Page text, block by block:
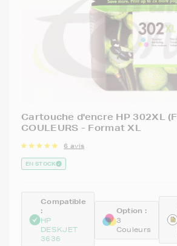
Cartouche d'encre HP 302XL
COULEURS - Format XL
6 avis
EN STOCK
Compatible
:
HP
DESKJET
3636
Option :
3
Couleurs